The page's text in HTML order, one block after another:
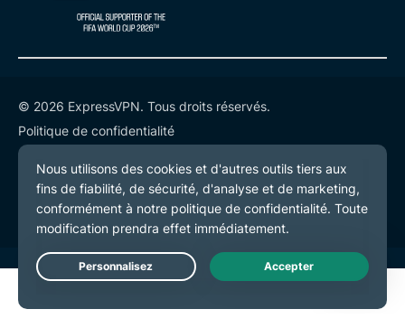
© 2026 ExpressVPN. Tous droits réservés.
Politique de confidentialité
Conditions de service
Préférences de cookies
Live Chat